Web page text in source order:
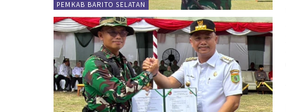
PEMKAB BARITO SELATAN